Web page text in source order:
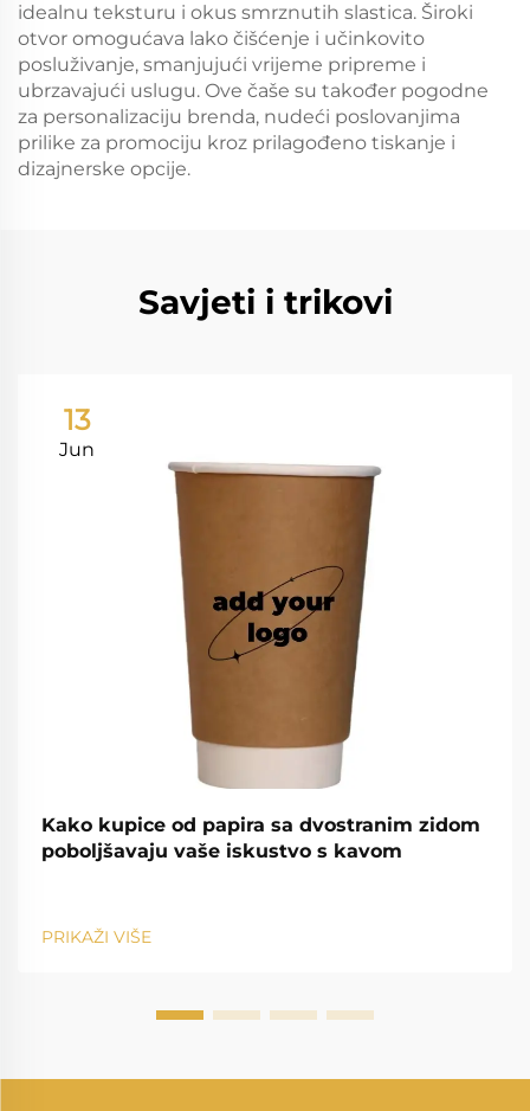
idealnu teksturu i okus smrznutih slastica. Široki
otvor omogućava lako čišćenje i učinkovito
posluživanje, smanjujući vrijeme pripreme i
ubrzavajući uslugu. Ove čaše su također pogodne
za personalizaciju brenda, nudeći poslovanjima
prilike za promociju kroz prilagođeno tiskanje i
dizajnerske opcije.
Savjeti i trikovi
13
Jun
Kako kupice od papira sa dvostranim zidom
poboljšavaju vaše iskustvo s kavom
PRIKAŽI VIŠE